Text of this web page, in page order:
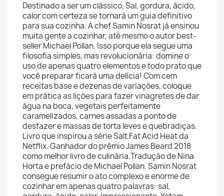
Destinado a ser um clássico, Sal, gordura, ácido,
calor com certeza se tornará um guia definitivo
para sua cozinha. A chef Samin Nosrat já ensinou
muita gente a cozinhar, até mesmo o autor best-
seller Michael Pollan. Isso porque ela segue uma
filosofia simples, mas revolucionária: domine o
uso de apenas quatro elementos e todo prato que
você preparar ficará uma delícia! Com cem
receitas base e dezenas de variações, coloque
em prática as lições para fazer vinagretes de dar
água na boca, vegetais perfeitamente
caramelizados, carnes assadas a ponto de
desfazer e massas de torta leves e quebradiças.
Livro que inspirou a série Salt Fat Acid Heat da
Netflix. Ganhador do prêmio James Beard 2018
como melhor livro de culinária.Tradução de Nina
Horta e prefácio de Michael Pollan. Samin Nosrat
consegue resumir o ato complexo e enorme de
cozinhar em apenas quatro palavras: sal,